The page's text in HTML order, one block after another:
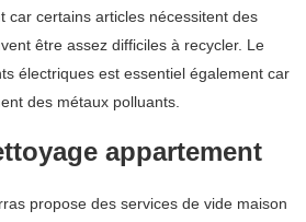
car certains articles nécessitent des
être assez difficiles à recycler. Le
électriques est essentiel également car
des métaux polluants.
appartement
propose des services de vide maison